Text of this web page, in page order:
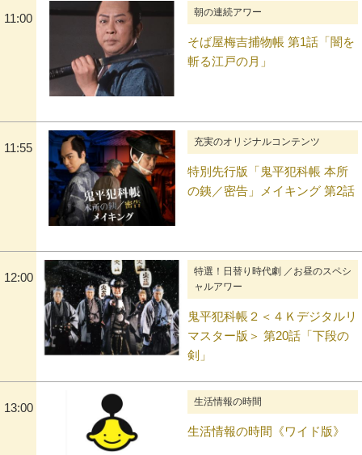
11:00 朝の連続アワー
そば屋梅吉捕物帳 第1話「闇を
斬る江戸の月」
11:55 充実のオリジナルコンテンツ
特別先行版「鬼平犯科帳 本所
の銕／密告」メイキング 第2話
12:00
特選！日替り時代劇 ／お昼のスペシ
ャルアワー
鬼平犯科帳２＜４Ｋデジタルリ
マスター版＞ 第20話「下段の
剣」
13:00 生活情報の時間
生活情報の時間《ワイド版》